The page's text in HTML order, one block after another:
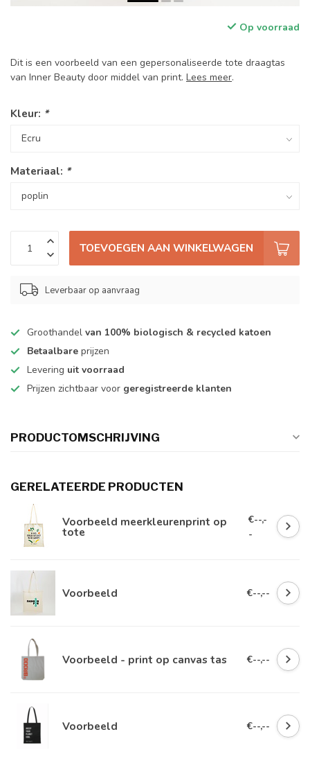
Op voorraad
Dit is een voorbeeld van een gepersonaliseerde tote draagtas
van Inner Beauty door middel van print. Lees meer.
Kleur: *
Materiaal: *
TOEVOEGEN AAN WINKELWAGEN
Leverbaar op aanvraag
Groothandel van 100% biologisch & recycled katoen
Betaalbare prijzen
Levering uit voorraad
Prijzen zichtbaar voor geregistreerde klanten
PRODUCTOMSCHRIJVING
GERELATEERDE PRODUCTEN
Voorbeeld meerkleurenprint op
tote
€--,-
-
Voorbeeld €--,--
Voorbeeld - print op canvas tas €--,--
Voorbeeld €--,--